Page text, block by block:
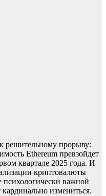
решительному прорыву:
Ethereum превзойдет
квартале 2025 года. И
криптовалюты
важной
измениться.